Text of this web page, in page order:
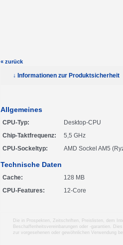
« zurück
↓ Informationen zur Produktsicherheit
Allgemeines
CPU-Typ
Desktop-CPU
Chip-Taktfrequenz
5,5 GHz
CPU-Sockeltyp
AMD Sockel AM5
Technische Daten
Cache
128 MB
CPU-Features
12-Core
Die in Prospekten, Zeitschriften, Preislisten, dem
Beschaffenheitsvereinbarungen oder -garantien.
zur vorgesehenen oder gewöhnlichen Verwendung